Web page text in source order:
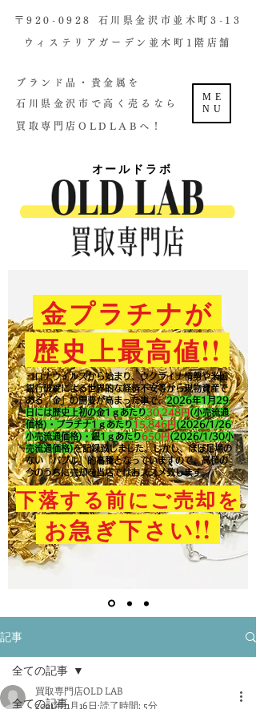
ME
NU
金プラチナが
歴史上最高値!!
コロナウイルスから始まり、ウクライナ情勢や米国
銀行破綻による世界的な経済不安等から現物資産で
ある「金」の需要が高まった事で、2026年1月29
日には歴史上初の金1ｇあたり30,248円 (小売流通
価格)・プラチナ1ｇあたり15,846円 (2026/1/26
小売流通価格)・銀1ｇあたり650円 (2026/1/30小
売流通価格)を記録致しました。​しかし、ほぼ足場の
ない「バブル」的高騰となっていますので、高値の
今のうちに売却を当店ではおススメ致します。
下落する前にご売却を
お急ぎ下さい!!
​〒920-0928 石川県金沢市並木町3-13
ウィステリアガーデン並木町1階店舗​
ブランド品・貴金属を
石川県金沢市で高く売るなら
買取専門店OLDLABへ！
オールドラボ
記事
全ての記事
全ての記事
買取専門店OLD LAB
2021年11月16日 読了時間: 5分